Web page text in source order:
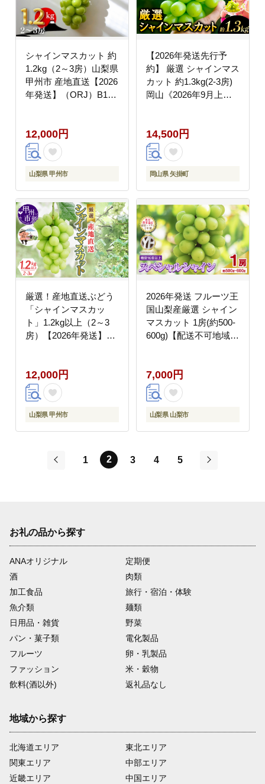
シャインマスカット 約
1.2kg（2～3房）山梨県
甲州市 産地直送【2026
年発送】（ORJ）B12-
12,000円
山梨県 甲州市
【2026年発送先行予
約】 厳選 シャインマス
カット 約1.3kg(2-3房)
岡山《2026年9月上旬
--
14,500円
岡山県 矢掛町
厳選！産地直送ぶどう
「シャインマスカッ
ト」1.2kg以上（2～3
房）【2026年発送】
12,000円
山梨県 甲州市
2026年発送 フルーツ王
国山梨産厳選 シャイン
マスカット 1房(約500-
600g)【配送不可地域：
7,000円
山梨県 山梨市
1 2 3 4
5
お礼の品から探す
ANAオリジナル
定期便
酒
肉類
加工食品
旅行・宿泊・体験
魚介類
麺類
日用品・雑貨
野菜
パン・菓子類
電化製品
フルーツ
卵・乳製品
ファッション
米・穀物
飲料(酒以外)
返礼品なし
地域から探す
北海道エリア
関東エリア
近畿エリア
東北エリア
中部エリア
中国エリア